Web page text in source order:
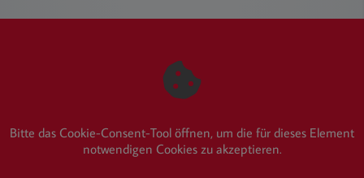
Bitte das Cookie-Consent-Tool öffnen, um die für dieses Element
notwendigen Cookies zu akzeptieren.